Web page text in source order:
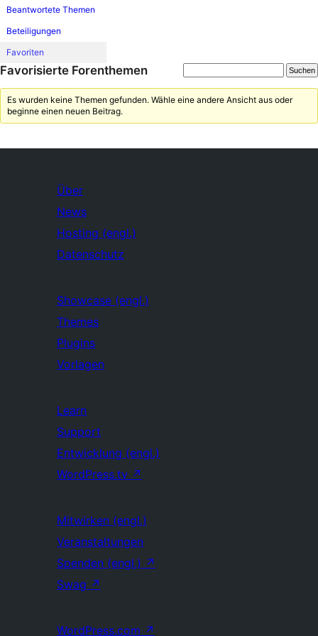
Beantwortete Themen
Beteiligungen
Favoriten
Favorisierte Forenthemen
Es wurden keine Themen gefunden. Wähle eine andere Ansicht aus oder
beginne einen neuen Beitrag.
Über
News
Hosting (engl.)
Datenschutz
Showcase (engl.)
Themes
Plugins
Vorlagen
Learn
Support
Entwicklung (engl.)
WordPress.tv ↗
Mitwirken (engl.)
Veranstaltungen
Spenden (engl.) ↗
Swag ↗
WordPress.com ↗